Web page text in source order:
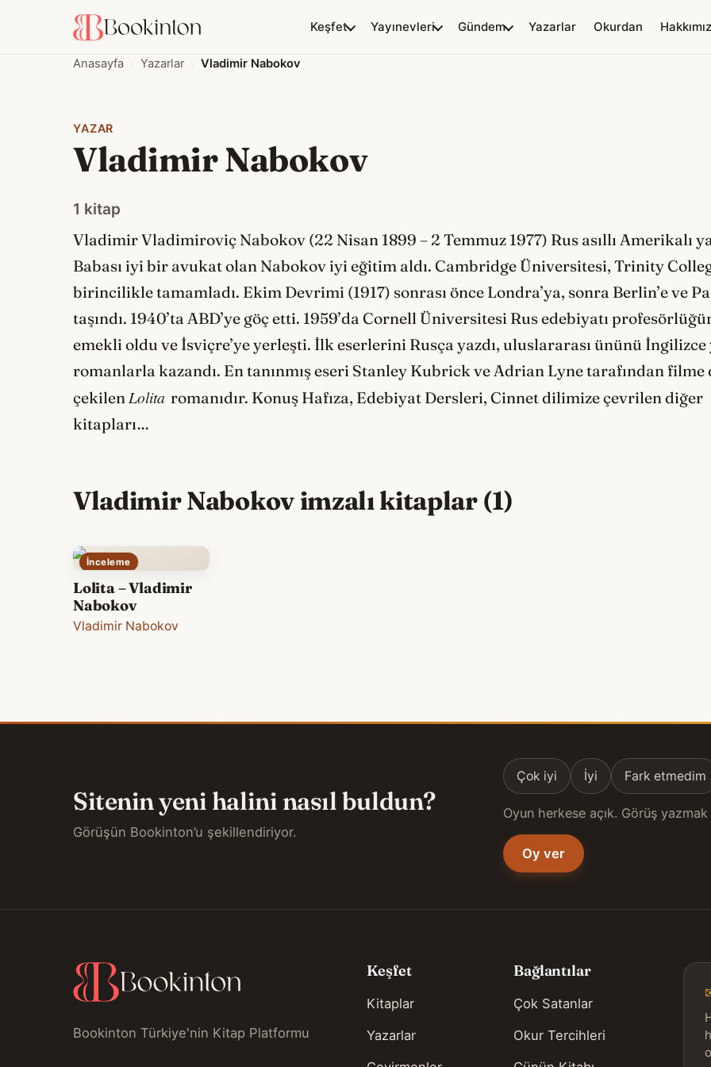
Keşfet Yayınevleri Gündem Yazarlar Okurdan
Anasayfa Yazarlar Vladimir Nabokov
YAZAR
Vladimir Nabokov
1 kitap
Vladimir Vladimiroviç Nabokov (22 Nisan 1899 – 2 Temmuz 1977) Rus asıllı Amerikalı
Babası iyi bir avukat olan Nabokov iyi eğitim aldı. Cambridge Üniversitesi, Trinity
birincilikle tamamladı. Ekim Devrimi (1917) sonrası önce Londra’ya, sonra Berlin’e ve
taşındı. 1940’ta ABD’ye göç etti. 1959’da Cornell Üniversitesi Rus edebiyatı
emekli oldu ve İsviçre’ye yerleşti. İlk eserlerini Rusça yazdı, uluslararası ününü İngilizce
romanlarla kazandı. En tanınmış eseri Stanley Kubrick ve Adrian Lyne tarafından filme
çekilenLolita romanıdır. Konuş Hafıza, Edebiyat Dersleri, Cinnet dilimize çevrilen diğer
kitapları…
Vladimir Nabokov imzalı kitaplar (1)
İnceleme
Lolita – Vladimir
Nabokov
Vladimir Nabokov
Sitenin yeni halini nasıl buldun?
Görüşün Bookinton’u şekillendiriyor.
Çok iyi İyi Fark etmedim
Oyun herkese açık. Görüş
Oy ver
Bookinton Türkiye'nin Kitap Platformu
Keşfet
Kitaplar
Yazarlar
Bağlantılar
Çok Satanlar
Okur Tercihleri